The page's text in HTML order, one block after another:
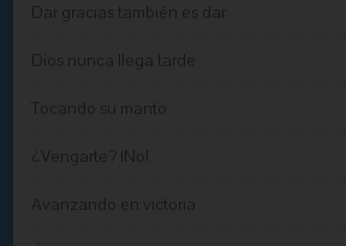
Dar gracias también es dar
Dios nunca llega tarde
Tocando su manto
¿Vengarte? ¡No!
Avanzando en victoria